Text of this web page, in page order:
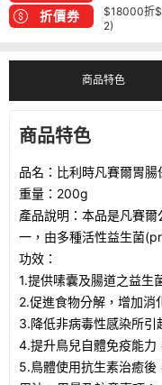
折價券
$18000折
2)
商品特色
商品特色
品名：比利時凡賽爾胃腸
重量：200g
產品說明：本品是凡賽
一，由多種活性益生菌
功效：
1.提供嗉囊及腸道之益生
2.促進食物分解，增加消
3.降低非病毒性感染所引
4.提升鳥兒自體免疫能力
5.鳥體使用抗生素治癒後